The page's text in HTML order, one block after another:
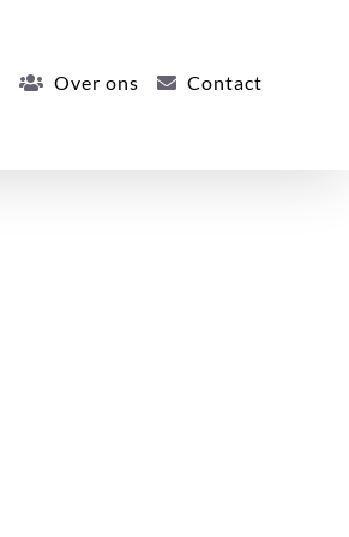
Over ons Contact